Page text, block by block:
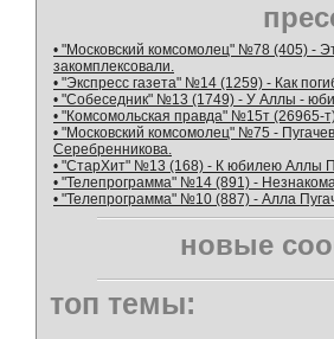
• "Московский комсомолец" №78 (405) -
закомплексовали.
• "Экспресс газета" №14 (1259) - Как
• "Собеседник" №13 (1749) - У Аллы -
• "Комсомольская правда" №15т
• "Московский комсомолец" №75 -
Серебренникова.
• "СтарХит" №13 (168) - К юбилею Аллы
• "Телепрограмма" №14 (891) -
• "Телепрограмма" №10 (887) - Алла
новые
топ темы: